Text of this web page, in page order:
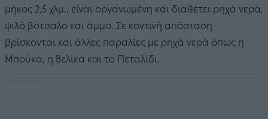
μήκος 2,5 χλμ., είναι οργανωμένη και διαθέτει ρηχά νερά,
ψιλό βότσαλο και άμμο. Σε κοντινή απόσταση
βρίσκονται και άλλες παραλίες με ρηχά νερά όπως η
Μπούκα, η Βελίκα και το Πεταλίδι.